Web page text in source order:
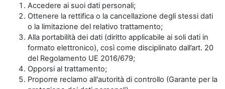
Accedere ai suoi dati personali;
Ottenere la rettifica o la cancellazione degli stessi dati
o la limitazione del relativo trattamento;
Alla portabilità dei dati (diritto applicabile ai soli dati in
formato elettronico), così come disciplinato dall’art. 20
del Regolamento UE 2016/679;
Opporsi al trattamento;
Proporre reclamo all'autorità di controllo (Garante per la